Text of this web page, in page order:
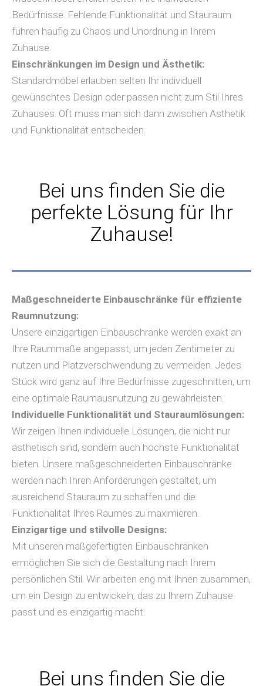
Bedürfnisse. Fehlende Funktionalität und Stauraum
führen häufig zu Chaos und Unordnung in Ihrem
Zuhause.
Einschränkungen im Design und Ästhetik:
Standardmöbel erlauben selten Ihr individuell
gewünschtes Design oder passen nicht zum Stil Ihres
Zuhauses. Oft muss man sich dann zwischen Ästhetik
und Funktionalität entscheiden.
Bei uns finden Sie die
perfekte Lösung für Ihr
Zuhause!
Maßgeschneiderte Einbauschränke für effiziente
Raumnutzung:
Unsere einzigartigen Einbauschränke werden exakt an
Ihre Raummaße angepasst, um jeden Zentimeter zu
nutzen und Platzverschwendung zu vermeiden. Jedes
Stück wird ganz auf Ihre Bedürfnisse zugeschnitten, um
eine optimale Raumausnutzung zu gewährleisten.
Individuelle Funktionalität und Stauraumlösungen:
Wir zeigen Ihnen individuelle Lösungen, die nicht nur
ästhetisch sind, sondern auch höchste Funktionalität
bieten. Unsere maßgeschneiderten Einbauschränke
werden nach Ihren Anforderungen gestaltet, um
ausreichend Stauraum zu schaffen und die
Funktionalität Ihres Raumes zu maximieren.
Einzigartige und stilvolle Designs:
Mit unseren maßgefertigten Einbauschränken
ermöglichen Sie sich die Gestaltung nach Ihrem
persönlichen Stil. Wir arbeiten eng mit Ihnen zusammen,
um ein Design zu entwickeln, das zu Ihrem Zuhause
passt und es einzigartig macht.
Bei uns finden Sie die